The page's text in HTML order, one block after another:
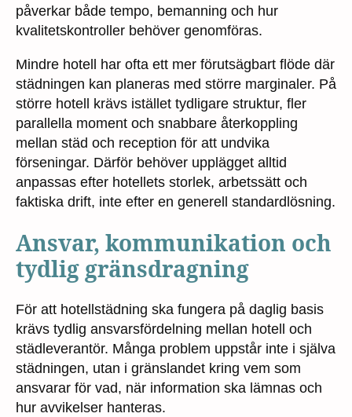
påverkar både tempo, bemanning och hur
kvalitetskontroller behöver genomföras.
Mindre hotell har ofta ett mer förutsägbart flöde där
städningen kan planeras med större marginaler. På
större hotell krävs istället tydligare struktur, fler
parallella moment och snabbare återkoppling
mellan städ och reception för att undvika
förseningar. Därför behöver upplägget alltid
anpassas efter hotellets storlek, arbetssätt och
faktiska drift, inte efter en generell standardlösning.
Ansvar, kommunikation och
tydlig gränsdragning
För att hotellstädning ska fungera på daglig basis
krävs tydlig ansvarsfördelning mellan hotell och
städleverantör. Många problem uppstår inte i själva
städningen, utan i gränslandet kring vem som
ansvarar för vad, när information ska lämnas och
hur avvikelser hanteras.